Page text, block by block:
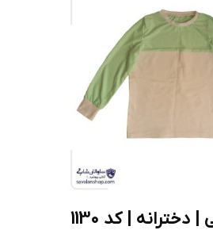
دخترانه | کد 1130